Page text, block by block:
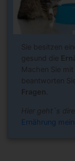
Sie besitzen
gesund die
Machen Sie
beantworten
Fragen
Hier geht´s
Ernährung